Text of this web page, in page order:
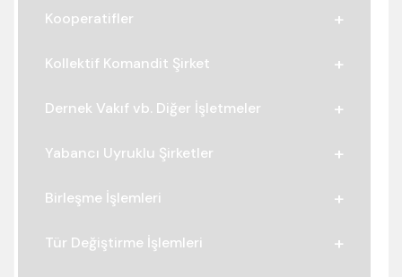
Kooperatifler
Kollektif Komandit Şirket
Dernek Vakıf vb. Diğer İşletmeler
Yabancı Uyruklu Şirketler
Birleşme İşlemleri
Tür Değiştirme İşlemleri